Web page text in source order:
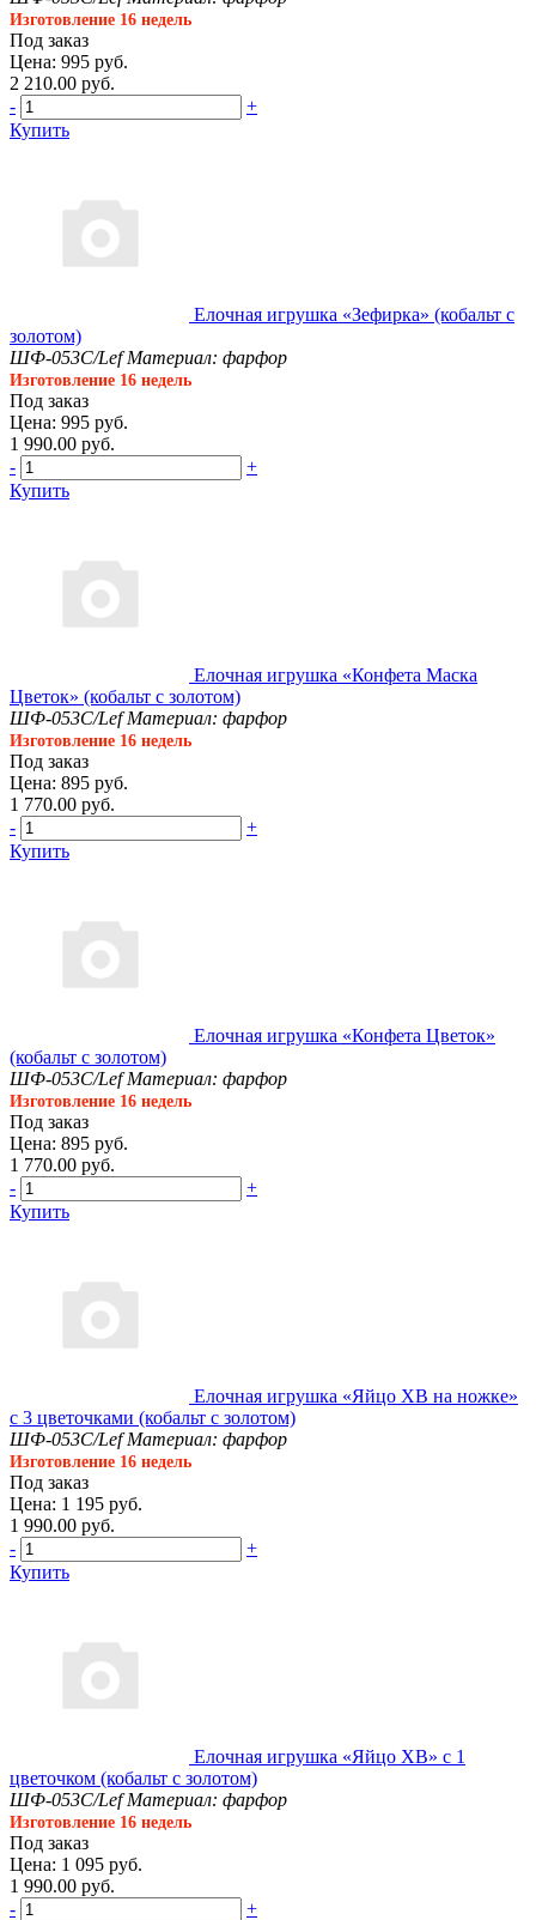
Изготовление 16 недель
Под заказ
Цена: 995 руб.
2 210.00 руб.
-
+
Купить
Елочная игрушка «Зефирка» (кобальт с
золотом)
ШФ-053С/Lef Материал: фарфор
Изготовление 16 недель
Под заказ
Цена: 995 руб.
1 990.00 руб.
-
+
Купить
Елочная игрушка «Конфета Маска
Цветок» (кобальт с золотом)
ШФ-053С/Lef Материал: фарфор
Изготовление 16 недель
Под заказ
Цена: 895 руб.
1 770.00 руб.
-
+
Купить
Елочная игрушка «Конфета Цветок»
(кобальт с золотом)
ШФ-053С/Lef Материал: фарфор
Изготовление 16 недель
Под заказ
Цена: 895 руб.
1 770.00 руб.
-
+
Купить
Елочная игрушка «Яйцо ХВ на ножке»
с 3 цветочками (кобальт с золотом)
ШФ-053С/Lef Материал: фарфор
Изготовление 16 недель
Под заказ
Цена: 1 195 руб.
1 990.00 руб.
-
+
Купить
Елочная игрушка «Яйцо ХВ» с 1
цветочком (кобальт с золотом)
ШФ-053С/Lef Материал: фарфор
Изготовление 16 недель
Под заказ
Цена: 1 095 руб.
1 990.00 руб.
-
+